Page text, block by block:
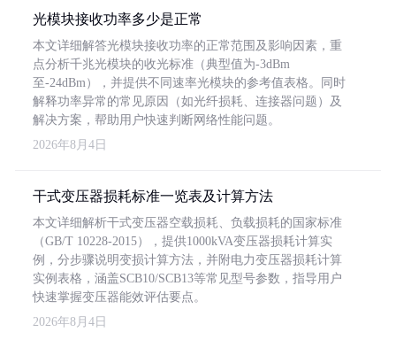
光模块接收功率多少是正常
本文详细解答光模块接收功率的正常范围及影响因素，重
点分析千兆光模块的收光标准（典型值为-3dBm
至-24dBm），并提供不同速率光模块的参考值表格。同时
解释功率异常的常见原因（如光纤损耗、连接器问题）及
解决方案，帮助用户快速判断网络性能问题。
2026年8月4日
干式变压器损耗标准一览表及计算方法
本文详细解析干式变压器空载损耗、负载损耗的国家标准
（GB/T 10228-2015），提供1000kVA变压器损耗计算实
例，分步骤说明变损计算方法，并附电力变压器损耗计算
实例表格，涵盖SCB10/SCB13等常见型号参数，指导用户
快速掌握变压器能效评估要点。
2026年8月4日